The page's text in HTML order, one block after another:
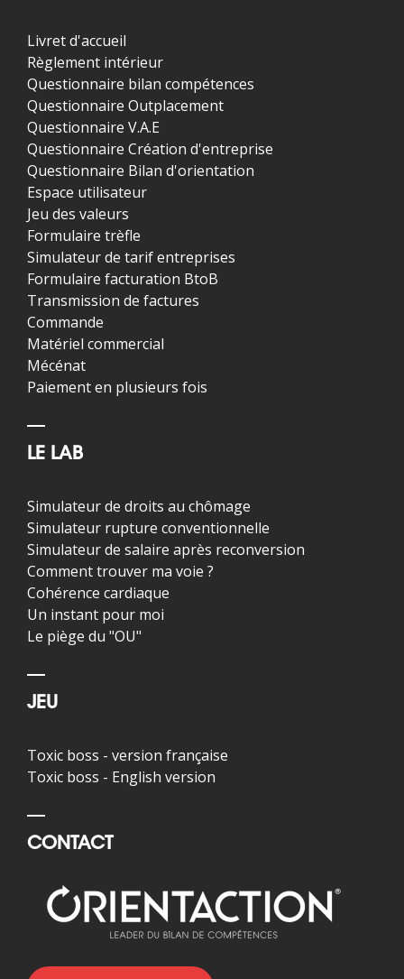
Livret d'accueil
Règlement intérieur
Questionnaire bilan compétences
Questionnaire Outplacement
Questionnaire V.A.E
Questionnaire Création d'entreprise
Questionnaire Bilan d'orientation
Espace utilisateur
Jeu des valeurs
Formulaire trèfle
Simulateur de tarif entreprises
Formulaire facturation BtoB
Transmission de factures
Commande
Matériel commercial
Mécénat
Paiement en plusieurs fois
LE LAB
Simulateur de droits au chômage
Simulateur rupture conventionnelle
Simulateur de salaire après reconversion
Comment trouver ma voie ?
Cohérence cardiaque
Un instant pour moi
Le piège du "OU"
JEU
Toxic boss - version française
Toxic boss - English version
CONTACT